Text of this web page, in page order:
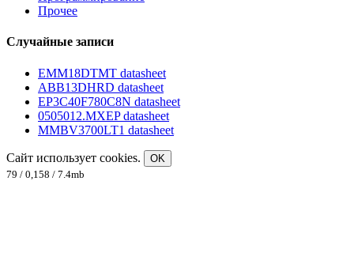
Прочее
Случайные записи
EMM18DTMT datasheet
ABB13DHRD datasheet
EP3C40F780C8N datasheet
0505012.MXEP datasheet
MMBV3700LT1 datasheet
Сайт использует cookies.
OK
79 / 0,158 / 7.4mb